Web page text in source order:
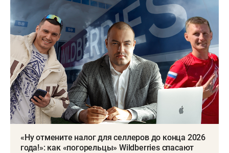
«Ну отмените налог для селлеров до конца 2026
года!»: как «погорельцы» Wildberries спасают